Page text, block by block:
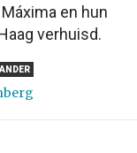
en hun
verhuisd.